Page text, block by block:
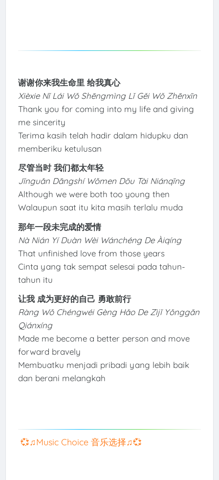
谢谢你来我生命里 给我真心
Xièxie Nǐ Lái Wǒ Shēngmìng Lǐ Gěi Wǒ Zhēnxīn
Thank you for coming into my life and giving
me sincerity
Terima kasih telah hadir dalam hidupku dan
memberiku ketulusan
尽管当时 我们都太年轻
Jǐnguǎn Dāngshí Wǒmen Dōu Tài Niánqīng
Although we were both too young then
Walaupun saat itu kita masih terlalu muda
那年一段未完成的爱情
Nà Nián Yí Duàn Wèi Wánchéng De Àiqíng
That unfinished love from those years
Cinta yang tak sempat selesai pada tahun-
tahun itu
让我 成为更好的自己 勇敢前行
Ràng Wǒ Chéngwéi Gèng Hǎo De Zìjǐ Yǒnggǎn
Qiánxíng
Made me become a better person and move
forward bravely
Membuatku menjadi pribadi yang lebih baik
dan berani melangkah
💞♫Music Choice 音乐选择♫💞